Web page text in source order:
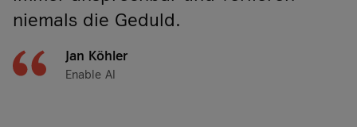
niemals die Geduld.
Jan Köhler
Enable AI